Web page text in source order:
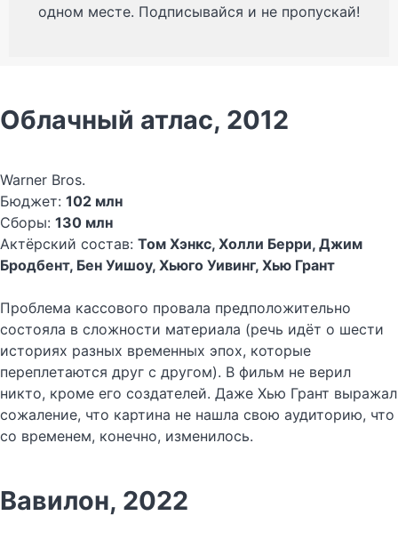
одном месте. Подписывайся и не пропускай!
Облачный атлас, 2012
Warner Bros.
Бюджет: 102 млн
Сборы: 130 млн
Актёрский состав: Том Хэнкс, Холли Берри, Джим
Бродбент, Бен Уишоу, Хьюго Уивинг, Хью Грант
Проблема кассового провала предположительно
состояла в сложности материала (речь идёт о шести
историях разных временных эпох, которые
переплетаются друг с другом). В фильм не верил
никто, кроме его создателей. Даже Хью Грант выражал
сожаление, что картина не нашла свою аудиторию, что
со временем, конечно, изменилось.
Вавилон, 2022